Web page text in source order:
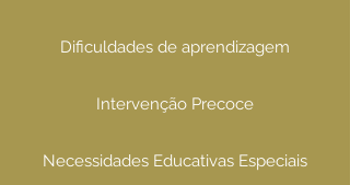
Dificuldades de aprendizagem
Intervenção Precoce
Necessidades Educativas Especiais